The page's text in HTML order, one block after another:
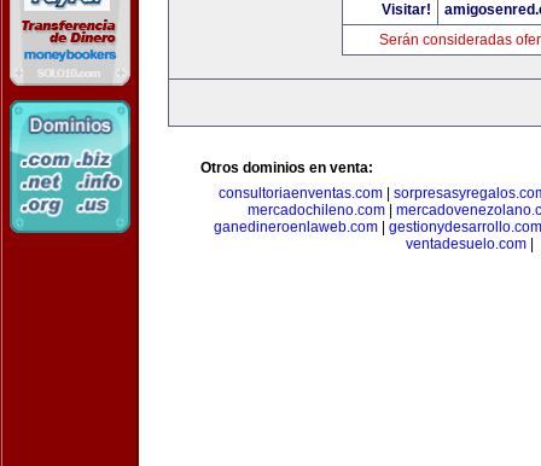
Visitar!
Serán consideradas
Otros dominios en venta:
consultoriaenventas.com|
mercadochileno.com
ganedineroenlaweb.com
gestionydesarrollo.com
ventadesuelo.com